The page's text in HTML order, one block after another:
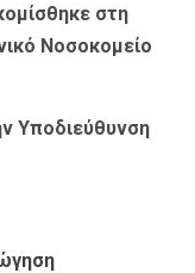
στη
Νοσοκομείο
Υποδιεύθυνση